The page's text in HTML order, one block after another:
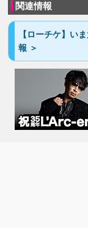
関連情報
【ローチケ】い
報 ＞